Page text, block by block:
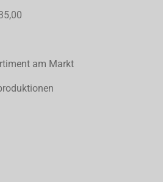
am Markt